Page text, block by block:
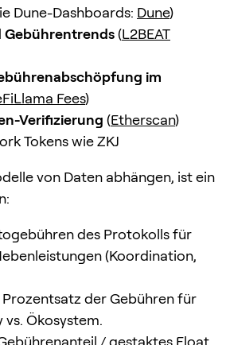
Dune-Dashboards: Dune)
Gebührentrends(L2BEAT
im
Fees)
Verifizierung (Etherscan)
Tokens wie ZKJ
von Daten abhängen, ist ein
des Protokolls für
(Koordination,
Prozentsatz der Gebühren für
vs. Ökosystem.
/ gestaktes Float